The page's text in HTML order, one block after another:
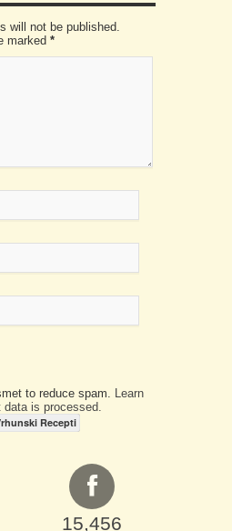
will not be published.
marked *
to reduce spam. Learn
data is processed.
Recepti
15,456